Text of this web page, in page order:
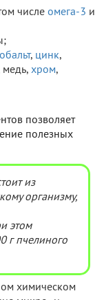
числе омега-3 и
, цинк,
медь, хром,
позволяет
полезных
из
организму,
этом
г пчелиного
химическом